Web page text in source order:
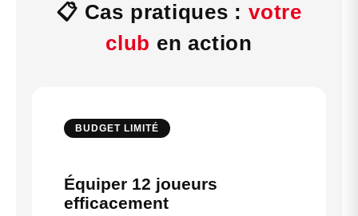
📋 Cas pratiques : votre
club en action
BUDGET LIMITÉ
Équiper 12 joueurs
efficacement